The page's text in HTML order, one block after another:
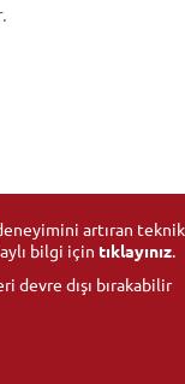
artıran teknik
bilgi için tıklayınız.
devre dışı bırakabilir
saklıdır.